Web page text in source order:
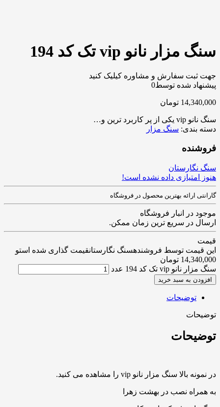
سنگ مزار نانو vip تک کد 194
جهت ثبت سفارش و مشاوره کیلیک کنید
پیشنهاد شده توسط0
14,340,000 تومان
سنگ نانو vip یکی از پر کاربرد ترین و…
دسته بندی: سنگ مزار
فروشنده
سنگ نگارستان
هنوز امتیازی داده نشده است!
گارانتی ارائه بهترین محصول در فروشگاه
موجود در انبار فروشگاه
ارسال در سریع ترین زمان ممکن.
قیمت
این قیمت توسط فروشندهسنگ نگارستانقیمت گذاری شده استو
14,340,000 تومان
سنگ مزار نانو vip تک کد 194 عدد
افزودن به سبد خرید
توضیحات
توضیحات
توضیحات
در نمونه بالا سنگ مزار نانو vip را مشاهده می کنید.
به همراه نصب در بهشت زهرا